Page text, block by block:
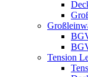
Tension